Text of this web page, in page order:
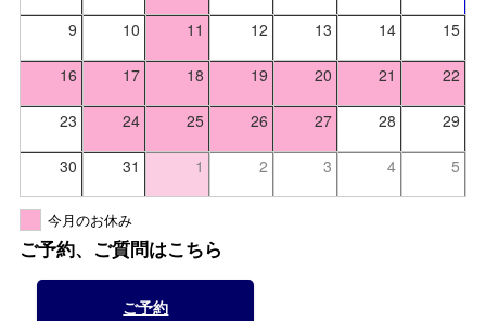
9 10 11 12 13 14 15
16 17 18 19 20 21 22
23 24 25 26 27 28 29
30 31 1 2 3 4 5
今月のお休み
ご予約、ご質問はこちら
ご予約